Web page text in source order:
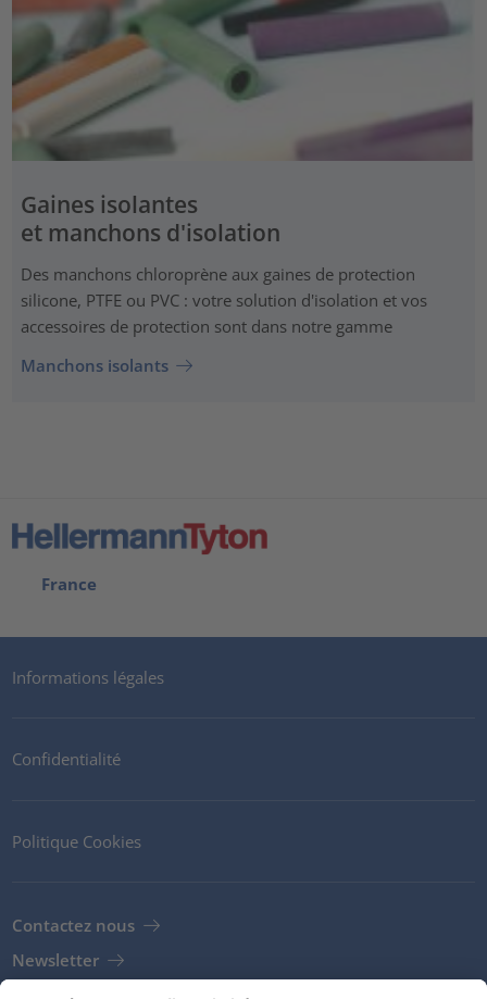
Gaines isolantes
et manchons d'isolation
Des manchons chloroprène aux gaines de protection
silicone, PTFE ou PVC : votre solution d'isolation et vos
accessoires de protection sont dans notre gamme
Manchons isolants
France
Informations légales
Confidentialité
Politique Cookies
Contactez nous
Newsletter